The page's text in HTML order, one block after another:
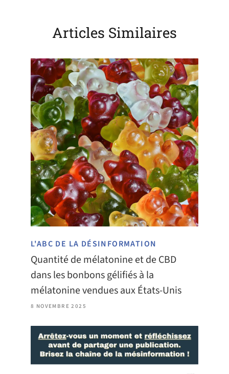
Articles Similaires
L'ABC DE LA DÉSINFORMATION
Quantité de mélatonine et de CBD
dans les bonbons gélifiés à la
mélatonine vendues aux États-Unis
8 NOVEMBRE 2025